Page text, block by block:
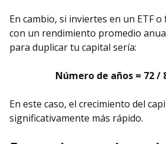
En cambio, si inviertes en un ETF
con un rendimiento promedio
para duplicar tu capital sería:
Número de años = 72 /
En este caso, el crecimiento del
significativamente más rápido.